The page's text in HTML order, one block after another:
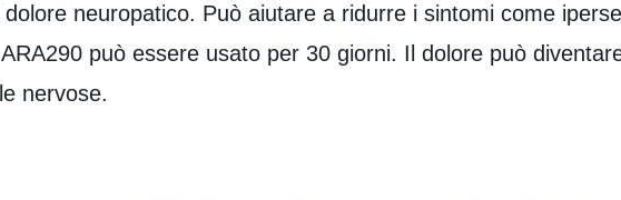
neuropatico. Può aiutare a ridurre i sintomi come
può essere usato per 30 giorni. Il dolore può
nervose.